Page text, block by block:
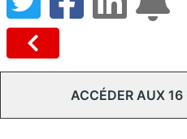
ACCÉDER AUX